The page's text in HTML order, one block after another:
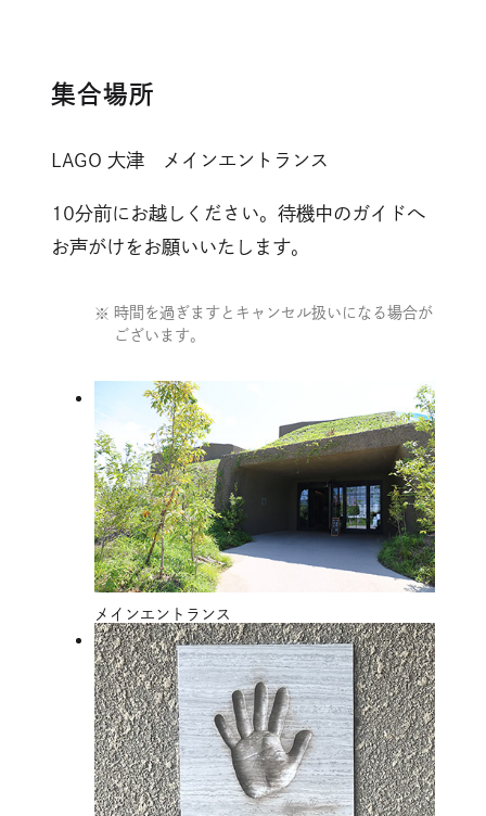
集合場所
LAGO 大津 メインエントランス
10分前にお越しください。待機中のガイドへ
お声がけをお願いいたします。
時間を過ぎますとキャンセル扱いになる場合が
ございます。
メインエントランス